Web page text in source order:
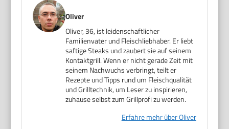
Oliver
Oliver, 36, ist leidenschaftlicher
Familienvater und Fleischliebhaber. Er liebt
saftige Steaks und zaubert sie auf seinem
Kontaktgrill. Wenn er nicht gerade Zeit mit
seinem Nachwuchs verbringt, teilt er
Rezepte und Tipps rund um Fleischqualität
und Grilltechnik, um Leser zu inspirieren,
zuhause selbst zum Grillprofi zu werden.
Erfahre mehr über Oliver